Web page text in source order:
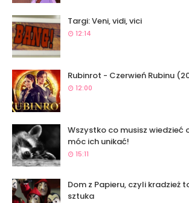
Targi: Veni, vidi, vici
12:14
Rubinrot - Czerwień Rubinu
12:00
Wszystko co musisz wiedzieć
móc ich unikać!
15:11
Dom z Papieru, czyli kradzież
sztuka